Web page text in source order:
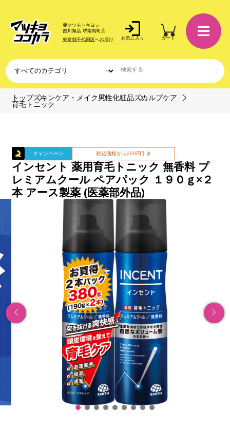
薬マツモトキヨシ
吉川旭店 堺南島町店
東京都千代田区へお届け お気に入り カート
トップスキンケア・メイク 男性化粧品 スカルプケア
育毛トニック
キャンペーン 税込価格から220円引き
インセント 薬用育毛トニック 無香料 プ
レミアムクール ペアパック １９０ｇ×２
本 アース製薬 (医薬部外品)